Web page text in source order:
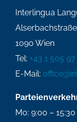
Interlingua
1090 Wien
Tel: +43 1 505
E-Mail:
Mo: 9:00 –